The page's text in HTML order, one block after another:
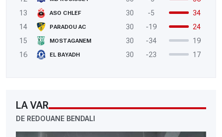
13
ASO CHLEF 30 -5
34
14
PARADOU AC 30 -19
24
15
MOSTAGANEM 30 -34
19
16
EL BAYADH 30 -23 17
LA VAR
DE REDOUANE BENDALI